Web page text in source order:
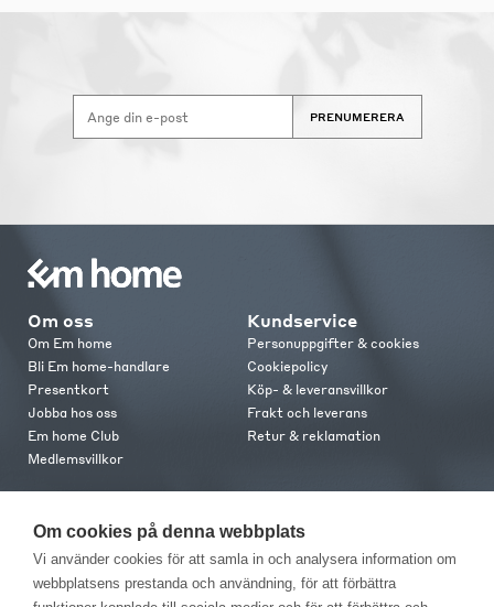
PRENUMERERA
Om oss
Om Em home
Bli Em home-handlare
Presentkort
Jobba hos oss
Em home Club
Medlemsvillkor
Kundservice
Personuppgifter & cookies
Cookiepolicy
Köp- & leveransvillkor
Frakt och leverans
Retur & reklamation
Kontakta oss
Butiker
Press
Om cookies på denna webbplats
Vi använder cookies för att samla in och analysera information om
webbplatsens prestanda och användning, för att förbättra